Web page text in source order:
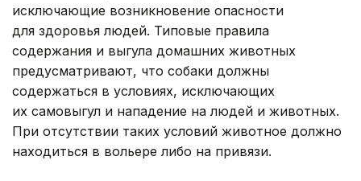
исключающие возникновение опасности
для здоровья людей. Типовые правила
содержания и выгула домашних животных
предусматривают, что собаки должны
содержаться в условиях, исключающих
их самовыгул и нападение на людей и животных.
При отсутствии таких условий животное должно
находиться в вольере либо на привязи.